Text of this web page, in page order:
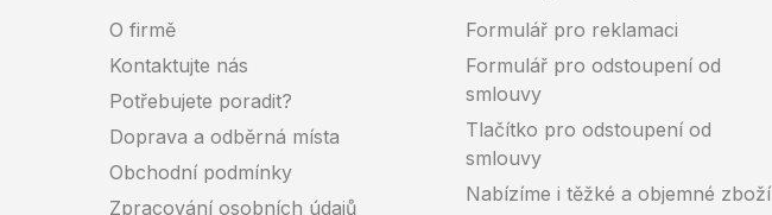
O firmě
Kontaktujte nás
Potřebujete poradit?
Doprava a odběrná místa
Obchodní podmínky
Zpracování osobních údajů
Formulář pro reklamaci
Formulář pro odstoupení od
smlouvy
Tlačítko pro odstoupení od
smlouvy
Nabízíme i těžké a objemné zboží